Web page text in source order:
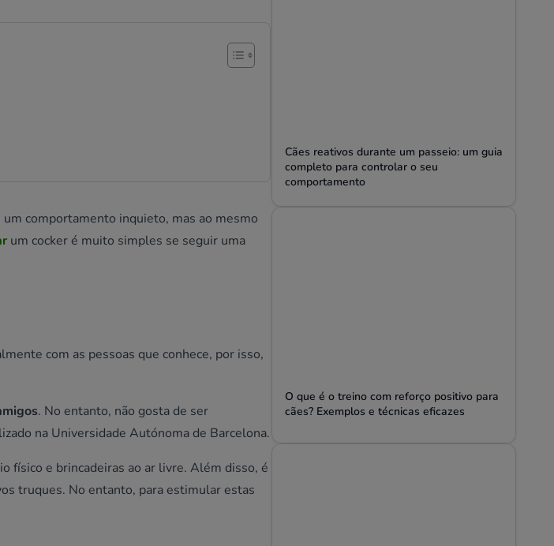
comportamento inquieto, mas ao mesmo
um cocker é muito simples se seguir uma
com as pessoas que conhece, por isso,
. No entanto, não gosta de ser
na Universidade Autónoma de Barcelona.
físico e brincadeiras ao ar livre. Além disso, é
truques. No entanto, para estimular estas
Cães reativos durante um passeio: um guia
completo para controlar o seu
comportamento
O que é o treino com reforço positivo para
cães? Exemplos e técnicas eficazes